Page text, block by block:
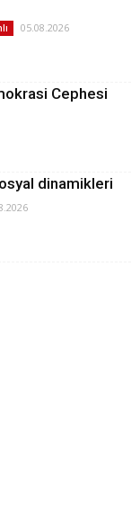
05.08.2026
Cephesi
dinamikleri